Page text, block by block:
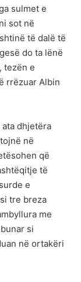
sulmet e
sot në
të dalë të
do ta lënë
tezën e
rrëzuar Albin
dhjetëra
në
që
të
e
tre breza
me
si
në ortakëri